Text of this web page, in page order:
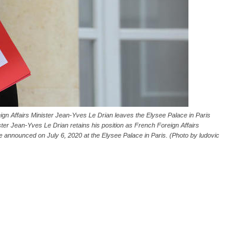
Affairs Minister Jean-Yves Le Drian leaves the Elysee Palace in Paris
Jean-Yves Le Drian retains his position as French Foreign Affairs
on July 6, 2020 at the Elysee Palace in Paris. (Photo by ludovic